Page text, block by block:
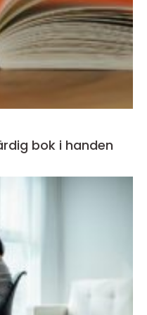
till färdig bok i handen